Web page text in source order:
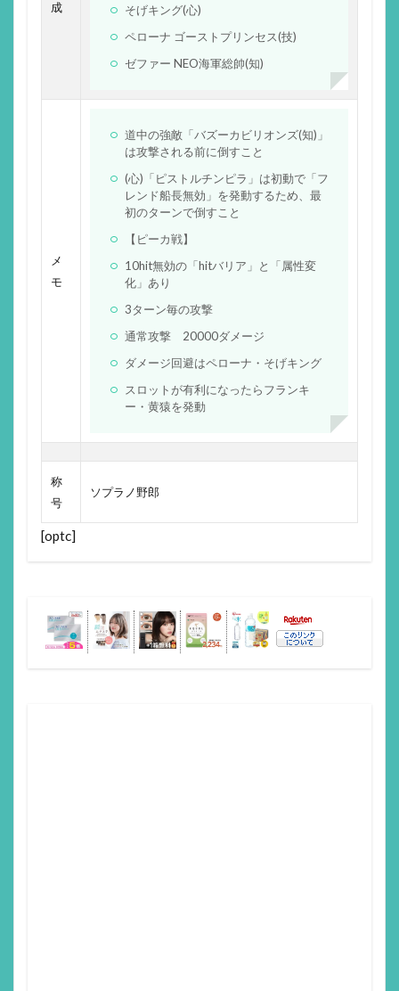
成
そげキング(心)
ペローナ ゴーストプリンセス(技)
ゼファー NEO海軍総帥(知)
メ
モ
道中の強敵「バズーカビリオンズ(知)」
は攻撃される前に倒すこと
(心)「ピストルチンピラ」は初動で「フ
レンド船長無効」を発動するため、最
初のターンで倒すこと
【ピーカ戦】
10hit無効の「hitバリア」と「属性変
化」あり
3ターン毎の攻撃
通常攻撃 20000ダメージ
ダメージ回避はペローナ・そげキング
スロットが有利になったらフランキ
ー・黄猿を発動
称
号
ソプラノ野郎
[optc]